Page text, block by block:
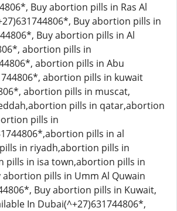
Buy abortion pills in Ras Al
Buy abortion pills in
Buy abortion pills in Al
abortion pills in
abortion pills in Abu
abortion pills in kuwait
abortion pills in muscat,
pills in qatar,abortion
pills in
pills in al
in riyadh,abortion pills in
pills in isa town,abortion pills in
pills in Umm Al Quwain
Buy abortion pills in Kuwait,
In Dubai(^+27)631744806*,